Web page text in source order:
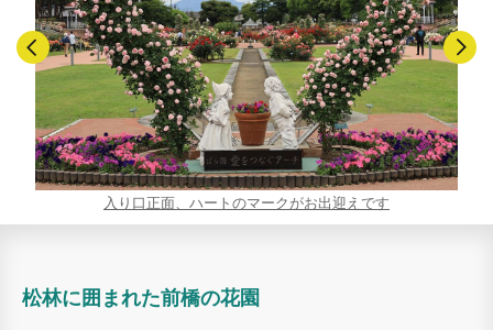
入り口正面、ハートのマークがお出迎えです
松林に囲まれた前橋の花園